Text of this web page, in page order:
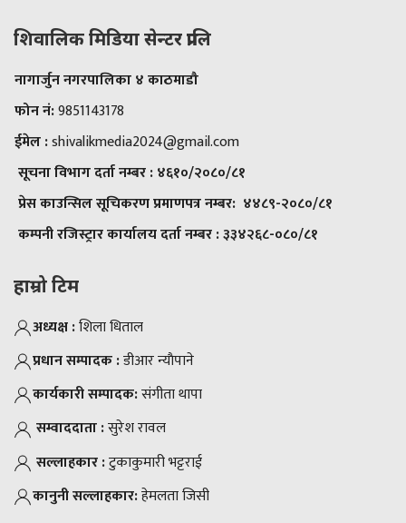
शिवालिक मिडिया सेन्टर प्रालि
नागार्जुन नगरपालिका ४ काठमाडौ
फोन नं:9851143178
ईमेल :shivalikmedia2024@gmail.com
सूचना विभाग दर्ता नम्बर :४६१०/२०८०/८१
प्रेस काउन्सिल सूचिकरण प्रमाणपत्र नम्बर: ४४८९-२०८०/८१
कम्पनी रजिस्ट्रार कार्यालय दर्ता नम्बर :३३४२६८-०८०/८१
हाम्रो टिम
अध्यक्ष :शिला धिताल
प्रधान सम्पादक :डीआर न्याैपाने
कार्यकारी सम्पादक:संगीता थापा
सम्वाददाता :सुरेश रावल
सल्लाहकार :टुकाकुमारी भट्टराई
कानुनी सल्लाहकार:हेमलता जिसी